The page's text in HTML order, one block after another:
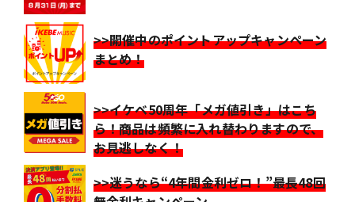
>>開催中のポイントアップキャンペーン
まとめ！
>>イケベ50周年「メガ値引き」はこち
ら！商品は頻繁に入れ替わりますので、
お見逃しなく！
>>迷うなら“4年間金利ゼロ！”最長48回